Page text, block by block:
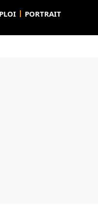
PORTRAIT